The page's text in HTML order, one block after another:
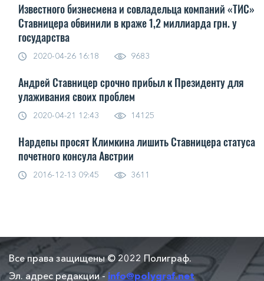
Известного бизнесмена и совладельца компаний «ТИС»
Ставницера обвинили в краже 1,2 миллиарда грн. у
государства
2020-04-26 16:18 9683
Андрей Ставницер срочно прибыл к Президенту для
улаживания своих проблем
2020-04-21 12:43 14125
Нардепы просят Климкина лишить Ставницера статуса
почетного консула Австрии
2016-12-13 09:45 3611
Все права защищены © 2022 Полиграф.
Эл. адрес редакции - info@polygraf.net